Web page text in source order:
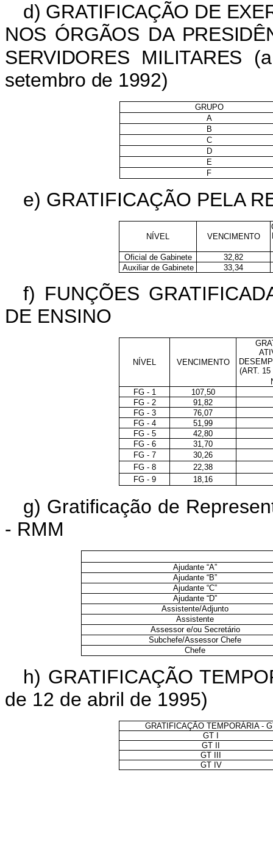
d) GRATIFICAÇÃO DE
NOS ÓRGÃOS DA
SERVIDORES MILITARES
setembro de 1992)
GRUPO
A
B
C
D
E
F
e) GRATIFICAÇÃO PELA
NÍVEL VENCIMENTO
Oficial de Gabinete
32,82
Auxiliar de Gabinete
33,34
f) FUNÇÕES
DE ENSINO
NÍVEL VENCIMENTO
(ART.
FG - 1
107,50
FG - 2
91,82
FG - 3
76,07
FG - 4
51,99
FG - 5
42,80
FG - 6
31,70
FG - 7
30,26
FG - 8
22,38
FG - 9
18,16
g) Gratificação de
- RMM
Ajudante “A”
Ajudante “B”
Ajudante “C”
Ajudante “D”
Assistente/Adjunto
Assistente
Assessor e/ou Secretário
Subchefe/Assessor Chefe
Chefe
h) GRATIFICAÇÃO
de 12 de abril de 1995)
GRATIFICAÇÃO TEMPORÁRIA -
GT I
GT II
GT III
GT IV